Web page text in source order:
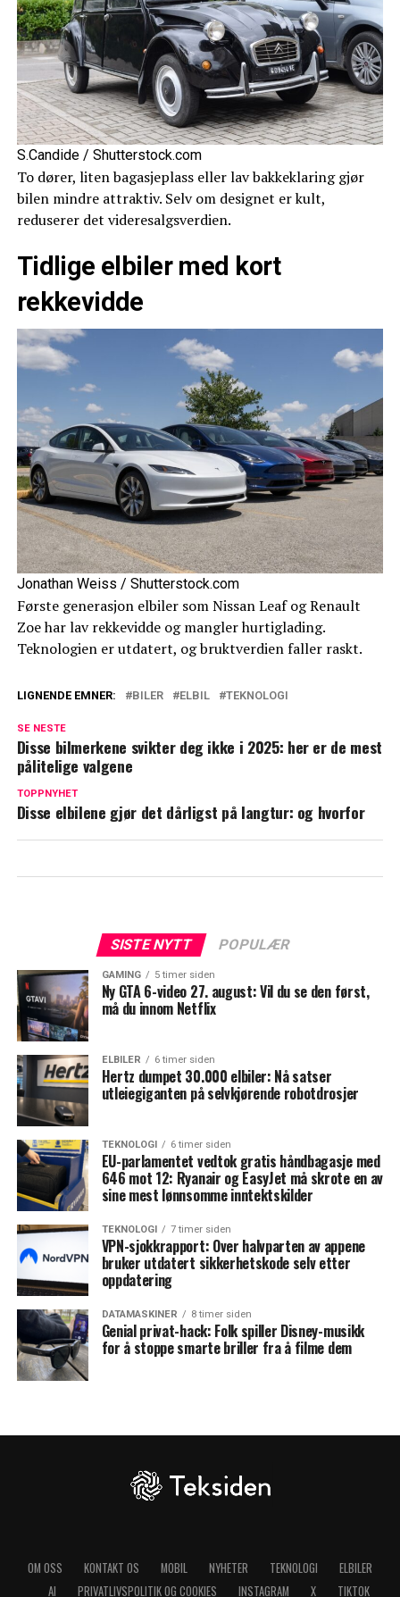
S.Candide / Shutterstock.com
To dører, liten bagasjeplass eller lav bakkeklaring gjør
bilen mindre attraktiv. Selv om designet er kult,
reduserer det videresalgsverdien.
Tidlige elbiler med kort
rekkevidde
Jonathan Weiss / Shutterstock.com
Første generasjon elbiler som Nissan Leaf og Renault
Zoe har lav rekkevidde og mangler hurtiglading.
Teknologien er utdatert, og bruktverdien faller raskt.
LIGNENDE EMNER: BILER ELBIL TEKNOLOGI
SE NESTE
Disse bilmerkene svikter deg ikke i 2025: her er de mest
pålitelige valgene
TOPPNYHET
Disse elbilene gjør det dårligst på langtur: og hvorfor
SISTE NYTT POPULÆR
GAMING 5 timer siden
Ny GTA 6-video 27. august: Vil du se den først,
må du innom Netflix
ELBILER 6 timer siden
Hertz dumpet 30.000 elbiler: Nå satser
utleiegiganten på selvkjørende robotdrosjer
TEKNOLOGI 6 timer siden
EU-parlamentet vedtok gratis håndbagasje med
646 mot 12: Ryanair og EasyJet må skrote en av
sine mest lønnsomme inntektskilder
TEKNOLOGI 7 timer siden
VPN-sjokkrapport: Over halvparten av appene
bruker utdatert sikkerhetskode selv etter
oppdatering
DATAMASKINER 8 timer siden
Genial privat-hack: Folk spiller Disney-musikk
for å stoppe smarte briller fra å filme dem
OM OSS KONTAKT OS MOBIL NYHETER TEKNOLOGI
ELBILER
AI
PRIVATLIVSPOLITIK OG COOKIES INSTAGRAM X TIKTOK